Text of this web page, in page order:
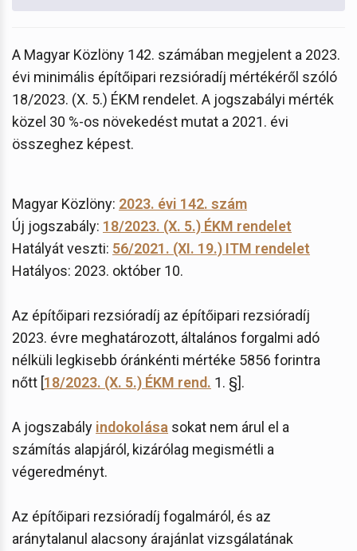
A Magyar Közlöny 142. számában megjelent a 2023.
évi minimális építőipari rezsióradíj mértékéről szóló
18/2023. (X. 5.) ÉKM rendelet. A jogszabályi mérték
közel 30 %-os növekedést mutat a 2021. évi
összeghez képest.
Magyar Közlöny: 2023. évi 142. szám
Új jogszabály: 18/2023. (X. 5.) ÉKM rendelet
Hatályát veszti: 56/2021. (XI. 19.) ITM rendelet
Hatályos: 2023. október 10.
Az építőipari rezsióradíj az építőipari rezsióradíj
2023. évre meghatározott, általános forgalmi adó
nélküli legkisebb óránkénti mértéke 5856 forintra
nőtt [18/2023. (X. 5.) ÉKM rend. 1. §].
A jogszabály indokolása sokat nem árul el a
számítás alapjáról, kizárólag megismétli a
végeredményt.
Az építőipari rezsióradíj fogalmáról, és az
aránytalanul alacsony árajánlat vizsgálatának